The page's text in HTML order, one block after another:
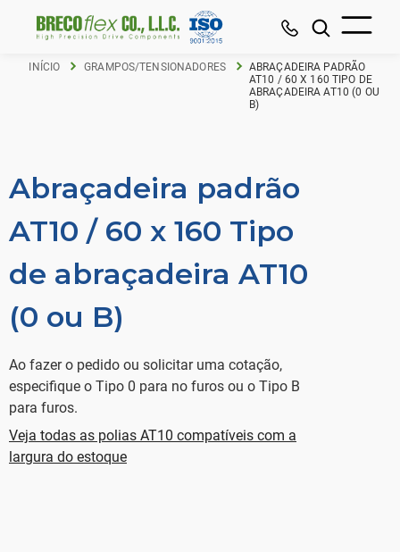
INÍCIO GRAMPOS/TENSIONADORES
ABRAÇADEIRA PADRÃO
AT10 / 60 X 160 TIPO DE
ABRAÇADEIRA AT10 (0 OU
B)
Abraçadeira padrão
AT10 / 60 x 160 Tipo
de abraçadeira AT10
(0 ou B)
Ao fazer o pedido ou solicitar uma cotação,
especifique o Tipo 0 para no furos ou o Tipo B
para furos.
Veja todas as polias AT10 compatíveis com a
largura do estoque